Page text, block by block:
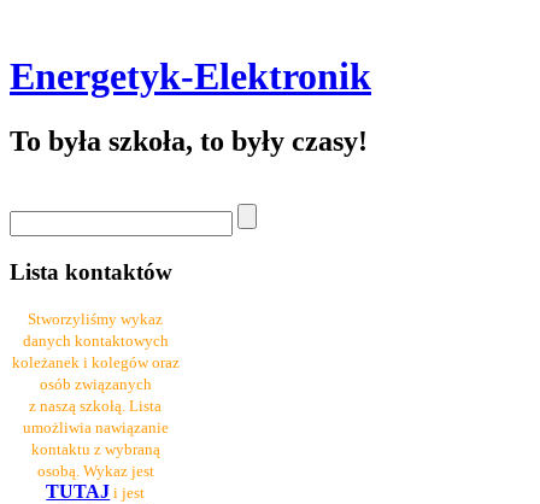
Energetyk-Elektronik
To była szkoła, to były czasy!
Lista kontaktów
Stworzyliśmy wykaz
danych kontaktowych
koleżanek i kolegów oraz
osób związanych
z naszą szkołą. Lista
umożliwia nawiązanie
kontaktu z wybraną
osobą. Wykaz jest
TUTAJ i jest